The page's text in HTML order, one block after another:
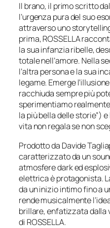
Il brano, il primo scritto
l’urgenza pura del suo
attraverso uno
prima, ROSSELLA
la sua infanzia ribelle,
totale nell’amore. Nella
l’altra persona e la sua
legame. Emerge
racchiuda sempre più
sperimentiamo
la più bella delle storie”)
vita non regala se non
Prodotto da Davide
caratterizzato da un
atmosfere dark ed
elettrica è protagonista.
da un inizio intimo fino a
rende musicalmente
brillare, enfatizzata dalla
di ROSSELLA.